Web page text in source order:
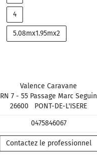
4
5.08mx1.95mx2
Valence Caravane
RN 7 - 55 Passage Marc Seguin
26600
PONT-DE-L'ISERE
0475846067
Contactez le professionnel